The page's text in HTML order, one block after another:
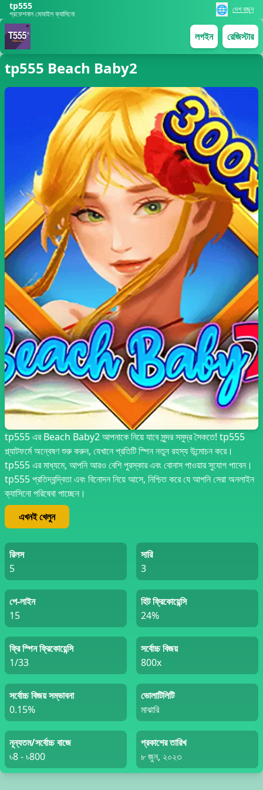
tp555
প্রফেশনাল মোবাইল ক্যাসিনো 🌐 দেশ বাছুন
লগইন রেজিস্টার
tp555 Beach Baby2
tp555 এর Beach Baby2 আপনাকে নিয়ে যাবে সুন্দর সমুদ্র সৈকতে! tp555
প্ল্যাটফর্মে অন্বেষণ শুরু করুন, যেখানে প্রতিটি স্পিন নতুন রহস্য উন্মোচন করে।
tp555 এর মাধ্যমে, আপনি আরও বেশি পুরস্কার এবং বোনাস পাওয়ার সুযোগ পাবেন।
tp555 প্রতিদ্বন্দ্বিতা এবং বিনোদন নিয়ে আসে, নিশ্চিত করে যে আপনি সেরা অনলাইন
ক্যাসিনো পরিষেবা পাচ্ছেন।
এখনই খেলুন
রিলস
5
সারি
3
পে-লাইন
15
হিট ফ্রিকোয়েন্সি
24%
ফ্রি স্পিন ফ্রিকোয়েন্সি
1/33
সর্বোচ্চ বিজয়
800x
সর্বোচ্চ বিজয় সম্ভাবনা
0.15%
ভোলাটিলিটি
মাঝারি
নূন্যতম/সর্বোচ্চ বাজে
৳8 - ৳800
প্রকাশের তারিখ
৮ জুন, ২০২৩